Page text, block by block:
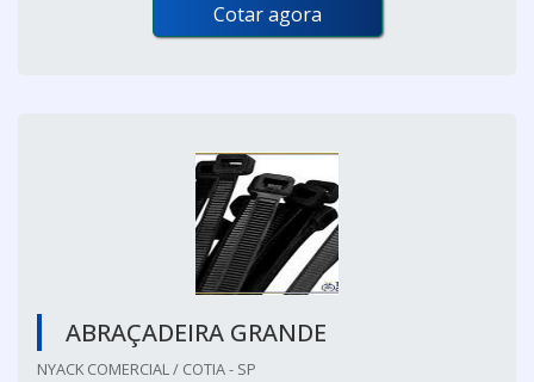
Cotar agora
ABRAÇADEIRA GRANDE
NYACK COMERCIAL / COTIA - SP